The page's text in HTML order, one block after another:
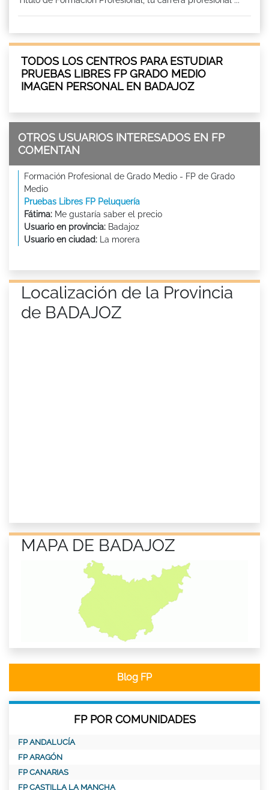
TODOS LOS CENTROS PARA ESTUDIAR
PRUEBAS LIBRES FP GRADO MEDIO
IMAGEN PERSONAL EN BADAJOZ
OTROS USUARIOS INTERESADOS EN FP
COMENTAN
Formación Profesional de Grado Medio - FP de Grado
Medio
Pruebas Libres FP Peluquería
Fátima: Me gustaría saber el precio
Usuario en provincia: Badajoz
Usuario en ciudad: La morera
Localización de la Provincia
de BADAJOZ
MAPA DE BADAJOZ
Blog FP
FP POR COMUNIDADES
FP ANDALUCÍA
FP ARAGÓN
FP CANARIAS
FP CASTILLA LA MANCHA